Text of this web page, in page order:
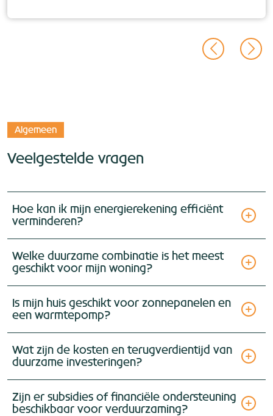
Algemeen
Veelgestelde vragen
Hoe kan ik mijn energierekening efficiënt
verminderen?
Welke duurzame combinatie is het meest
geschikt voor mijn woning?
Is mijn huis geschikt voor zonnepanelen en
een warmtepomp?
Wat zijn de kosten en terugverdientijd van
duurzame investeringen?
Zijn er subsidies of financiële ondersteuning
beschikbaar voor verduurzaming?